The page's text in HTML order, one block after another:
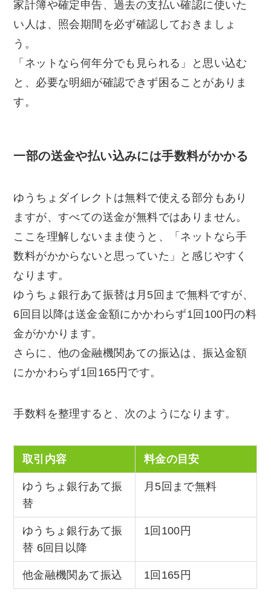
家計簿や確定申告、過去の支払い確認に使いた
い人は、照会期間を必ず確認しておきましょ
う。
「ネットなら何年分でも見られる」と思い込む
と、必要な明細が確認できず困ることがありま
す。
一部の送金や払い込みには手数料がかかる
ゆうちょダイレクトは無料で使える部分もあり
ますが、すべての送金が無料ではありません。
ここを理解しないまま使うと、「ネットなら手
数料がかからないと思っていた」と感じやすく
なります。
ゆうちょ銀行あて振替は月5回まで無料ですが、
6回目以降は送金金額にかかわらず1回100円の料
金がかかります。
さらに、他の金融機関あての振込は、振込金額
にかかわらず1回165円です。
手数料を整理すると、次のようになります。
取引内容 料金の目安
ゆうちょ銀行あて振
替
月5回まで無料
ゆうちょ銀行あて振
替 6回目以降
1回100円
他金融機関あて振込 1回165円